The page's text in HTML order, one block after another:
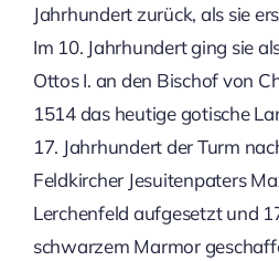
Jahrhundert zurück, als sie
Im 10. Jahrhundert ging sie
Ottos I. an den Bischof von
1514 das heutige gotische
17. Jahrhundert der Turm
Feldkircher Jesuitenpaters
Lerchenfeld aufgesetzt und
schwarzem Marmor